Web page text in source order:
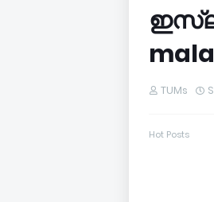
TUMs
Hot Posts